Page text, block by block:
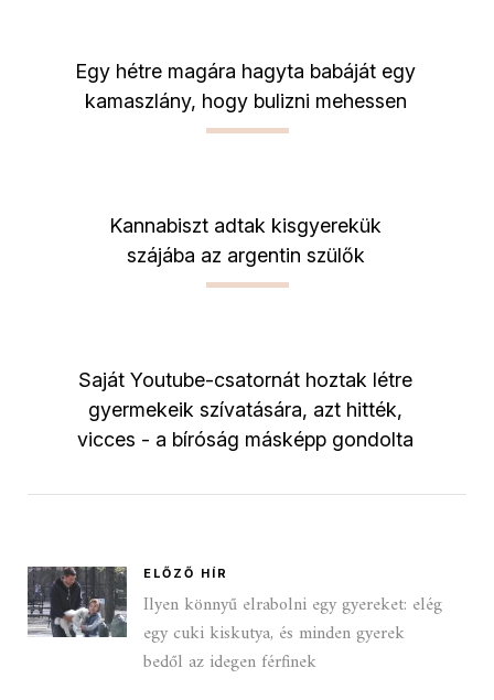
Egy hétre magára hagyta babáját egy
kamaszlány, hogy bulizni mehessen
Kannabiszt adtak kisgyerekük
szájába az argentin szülők
Saját Youtube-csatornát hoztak létre
gyermekeik szívatására, azt hitték,
vicces - a bíróság másképp gondolta
ELŐZŐ HÍR
Ilyen könnyű elrabolni egy gyereket: elég
egy cuki kiskutya, és minden gyerek
bedől az idegen férfinek